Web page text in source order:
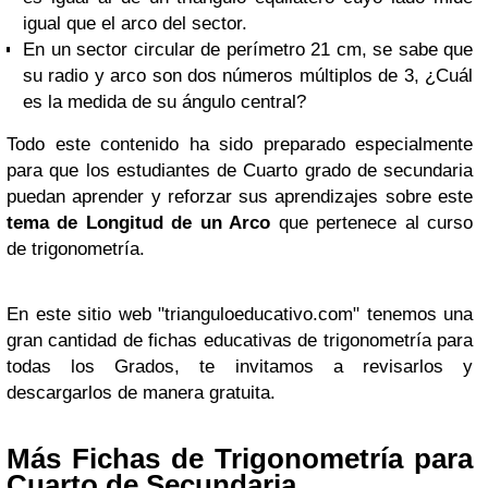
igual que el arco del sector.
En un sector circular de perímetro 21 cm, se sabe que
su radio y arco son dos números múltiplos de 3, ¿Cuál
es la medida de su ángulo central?
Todo este contenido ha sido preparado especialmente
para que los estudiantes de Cuarto grado de secundaria
puedan aprender y reforzar sus aprendizajes sobre este
tema de Longitud de un Arco que pertenece al curso
de trigonometría.
En este sitio web "trianguloeducativo.com" tenemos una
gran cantidad de fichas educativas de trigonometría para
todas los Grados, te invitamos a revisarlos y
descargarlos de manera gratuita.
Más Fichas de Trigonometría para